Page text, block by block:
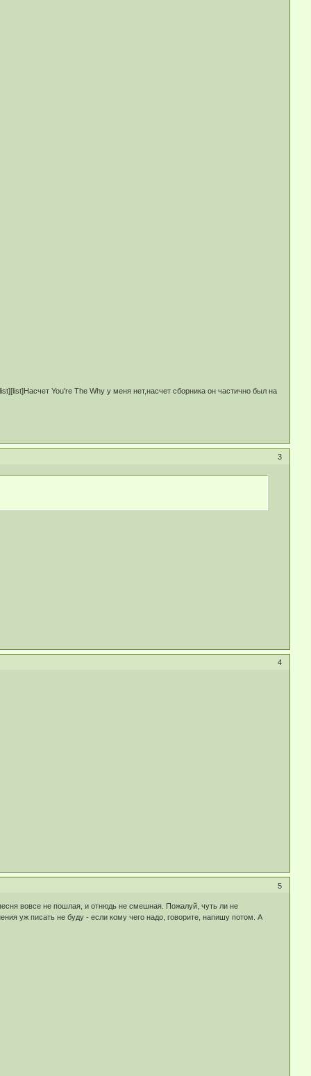
You're The Why у меня нет,насчет сборника он частично был на
3
4
5
вовсе не пошлая, и отнюдь не смешная. Пожалуй, чуть ли не
уж писать не буду - если кому чего надо, говорите, напишу потом. А